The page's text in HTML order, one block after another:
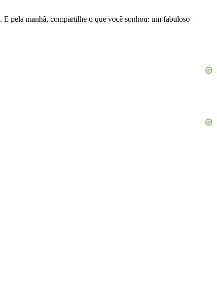
. E pela manhã, compartilhe o que você sonhou: um fabuloso